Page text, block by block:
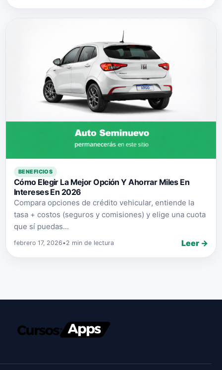
BENEFICIOS
Cómo Elegir La Mejor Opción Y Ahorrar Miles En
Intereses En 2026
Compara opciones de crédito vehicular, entiende la
tasa + costos (seguros y comisiones) y elige una cuota
que sí puedas...
febrero 17, 2026•2 min de lectura Leer →